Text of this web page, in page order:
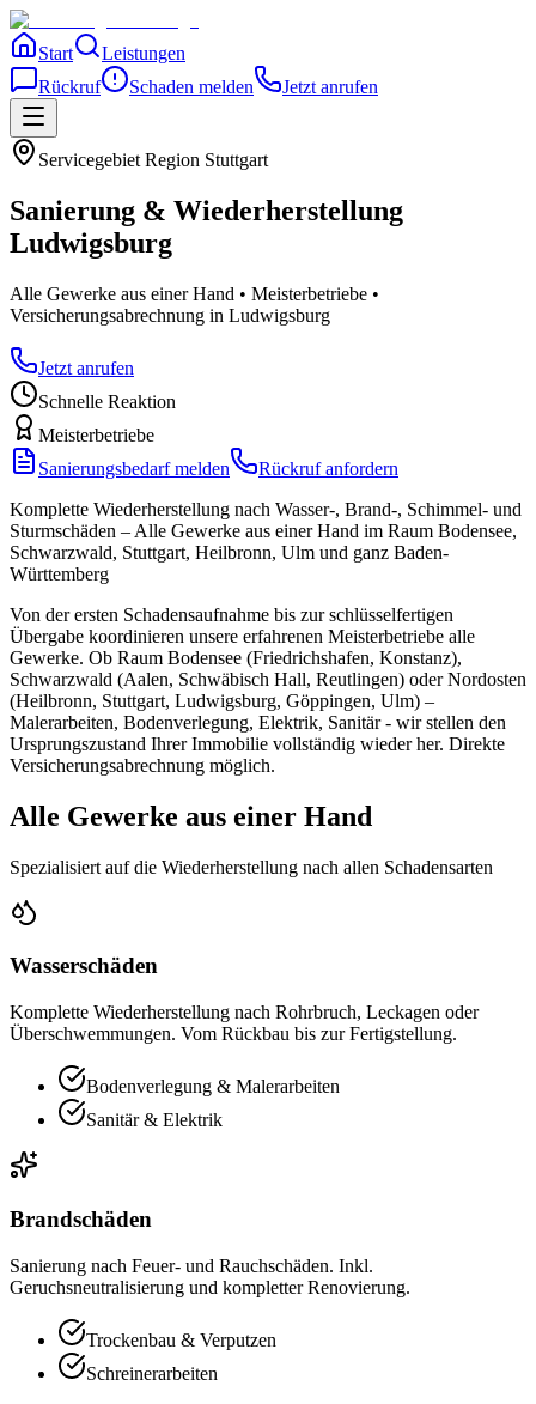
Start
Leistungen
Rückruf
Schaden melden Jetzt anrufen
Servicegebiet Region Stuttgart
Sanierung & Wiederherstellung
Ludwigsburg
Alle Gewerke aus einer Hand • Meisterbetriebe •
Versicherungsabrechnung in Ludwigsburg
Jetzt anrufen
Schnelle Reaktion
Meisterbetriebe
Sanierungsbedarf melden
Rückruf anfordern
Komplette Wiederherstellung nach Wasser-, Brand-, Schimmel- und
Sturmschäden – Alle Gewerke aus einer Hand im Raum Bodensee,
Schwarzwald, Stuttgart, Heilbronn, Ulm und ganz Baden-
Württemberg
Von der ersten Schadensaufnahme bis zur schlüsselfertigen
Übergabe koordinieren unsere erfahrenen Meisterbetriebe alle
Gewerke. Ob Raum Bodensee (Friedrichshafen, Konstanz),
Schwarzwald (Aalen, Schwäbisch Hall, Reutlingen) oder Nordosten
(Heilbronn, Stuttgart, Ludwigsburg, Göppingen, Ulm) –
Malerarbeiten, Bodenverlegung, Elektrik, Sanitär - wir stellen den
Ursprungszustand Ihrer Immobilie vollständig wieder her. Direkte
Versicherungsabrechnung möglich.
Alle Gewerke aus einer Hand
Spezialisiert auf die Wiederherstellung nach allen Schadensarten
Wasserschäden
Komplette Wiederherstellung nach Rohrbruch, Leckagen oder
Überschwemmungen. Vom Rückbau bis zur Fertigstellung.
Bodenverlegung & Malerarbeiten
Sanitär & Elektrik
Brandschäden
Sanierung nach Feuer- und Rauchschäden. Inkl.
Geruchsneutralisierung und kompletter Renovierung.
Trockenbau & Verputzen
Schreinerarbeiten